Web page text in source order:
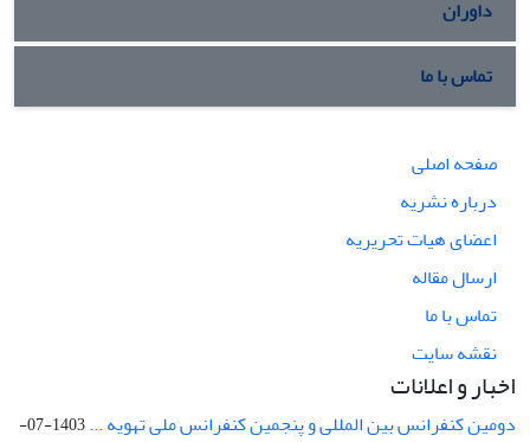
داوران
تماس با ما
صفحه اصلی
درباره نشریه
اعضای هیات تحریریه
ارسال مقاله
تماس با ما
نقشه سایت
اخبار و اعلانات
دومین کنفرانس بین المللی و پنجمین کنفرانس ملی تهویه ...
1403-07-